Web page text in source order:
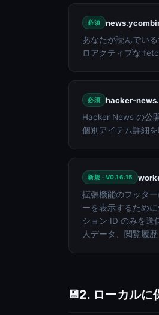
必須
あなたが読んでい
ロアクティブな
必須
hacker-
Hacker News の公
個別アイテム詳細を
新規 · V0.16.15
拡張機能のフッタ
ーを表示するため
ション ID のみを送
人データ、閲覧履
💾2. ローカルに